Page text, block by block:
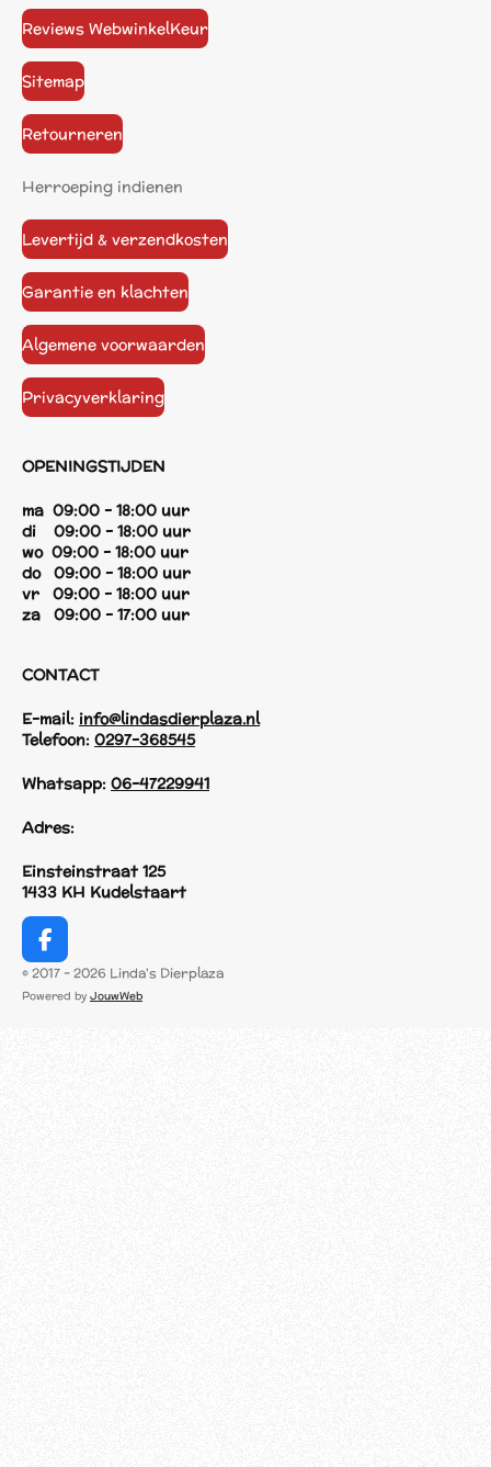
Reviews WebwinkelKeur
Sitemap
Retourneren
Herroeping indienen
Levertijd & verzendkosten
Garantie en klachten
Algemene voorwaarden
Privacyverklaring
OPENINGSTIJDEN
ma 09:00 - 18:00 uur
di 09:00 - 18:00 uur
wo 09:00 - 18:00 uur
do 09:00 - 18:00 uur
vr 09:00 - 18:00 uur
za 09:00 - 17:00 uur
CONTACT
E-mail: info@lindasdierplaza.nl
Telefoon: 0297-368545
Whatsapp: 06-47229941
Adres:
Einsteinstraat 125
1433 KH Kudelstaart
F
a
c
© 2017 - 2026 Linda's Dierplaza
Powered by JouwWeb